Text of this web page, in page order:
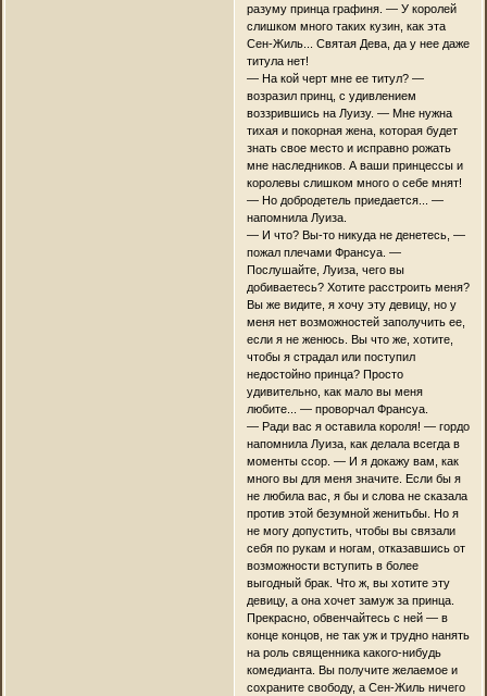
разуму принца графиня. — У королей
слишком много таких кузин, как эта
Сен-Жиль... Святая Дева, да у нее даже
титула нет!
— На кой черт мне ее титул? —
возразил принц, с удивлением
воззрившись на Луизу. — Мне нужна
тихая и покорная жена, которая будет
знать свое место и исправно рожать
мне наследников. А ваши принцессы и
королевы слишком много о себе мнят!
— Но добродетель приедается... —
напомнила Луиза.
— И что? Вы-то никуда не денетесь, —
пожал плечами Франсуа. —
Послушайте, Луиза, чего вы
добиваетесь? Хотите расстроить меня?
Вы же видите, я хочу эту девицу, но у
меня нет возможностей заполучить ее,
если я не женюсь. Вы что же, хотите,
чтобы я страдал или поступил
недостойно принца? Просто
удивительно, как мало вы меня
любите... — проворчал Франсуа.
— Ради вас я оставила короля! — гордо
напомнила Луиза, как делала всегда в
моменты ссор. — И я докажу вам, как
много вы для меня значите. Если бы я
не любила вас, я бы и слова не сказала
против этой безумной женитьбы. Но я
не могу допустить, чтобы вы связали
себя по рукам и ногам, отказавшись от
возможности вступить в более
выгодный брак. Что ж, вы хотите эту
девицу, а она хочет замуж за принца.
Прекрасно, обвенчайтесь с ней — в
конце концов, не так уж и трудно нанять
на роль священника какого-нибудь
комедианта. Вы получите желаемое и
сохраните свободу, а Сен-Жиль ничего